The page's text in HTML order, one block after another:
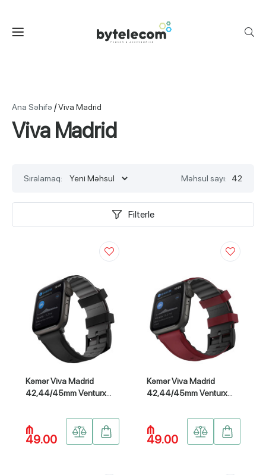
Ana Səhifə /Viva Madrid
Viva Madrid
Sıralamaq: Məhsul sayı: 42
Filterle
Kəmər Viva Madrid
42,44/45mm Venturx
VTXSPT-BLK45
₼
49.00
Kəmər Viva Madrid
42,44/45mm Venturx
VTXSPT-RED45
₼
49.00